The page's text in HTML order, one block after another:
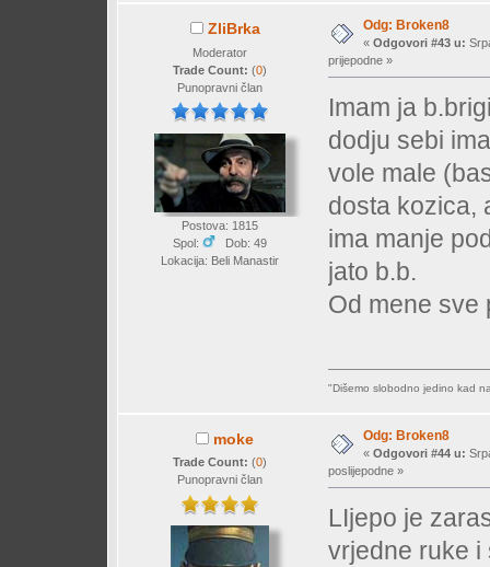
ZliBrka
Moderator
Trade Count: (0)
Punopravni član
Postova: 1815
Spol:
Dob: 49
Lokacija: Beli Manastir
Odg: Broken8
« Odgovori #43 u:
prijepodne »
Imam ja
dodju sebi
vole male
dosta kozica,
ima manje
jato b.b.
Od mene
"Dišemo slobodno jedino kad
moke
Trade Count: (0)
Punopravni član
Odg: Broken8
« Odgovori #44 u:
poslijepodne »
LIjepo je
vrjedne ruke